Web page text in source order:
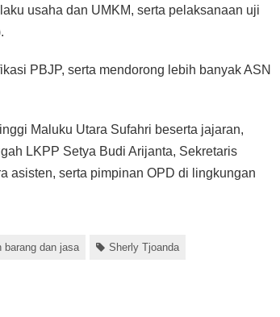
usaha dan UMKM, serta pelaksanaan uji
PBJP, serta mendorong lebih banyak ASN
Maluku Utara Sufahri beserta jajaran,
LKPP Setya Budi Arijanta, Sekretaris
asisten, serta pimpinan OPD di lingkungan
barang dan jasa Sherly Tjoanda